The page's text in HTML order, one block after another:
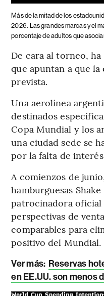
Más de la mitad de los
2026. Las grandes marcas y el
porcentaje de adultos que
De cara al torneo, ha
que apuntan a que
prevista.
Una aerolínea
destinados
Copa Mundial y los
una ciudad sede se
por la falta de
A comienzos de
hamburguesas
patrocinadora
perspectivas de
comparables para
positivo del Mundial.
Ver más: Reservas
en EE.UU. son menos